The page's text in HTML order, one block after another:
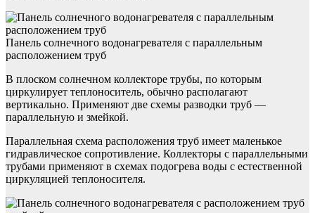
Панель солнечного водонагревателя с параллельным
расположением труб
В плоском солнечном коллекторе трубы, по которым
циркулирует теплоноситель, обычно располагают
вертикально. Применяют две схемы разводки труб —
параллельную и змейкой.
Параллельная схема расположения труб имеет маленькое
гидравлическое сопротивление. Коллекторы с параллельными
трубами применяют в схемах подогрева воды с естественной
циркуляцией теплоносителя.